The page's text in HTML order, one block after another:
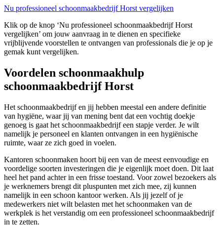
Nu professioneel schoonmaakbedrijf Horst vergelijken
Klik op de knop ‘Nu professioneel schoonmaakbedrijf Horst
vergelijken’ om jouw aanvraag in te dienen en specifieke
vrijblijvende voorstellen te ontvangen van professionals die je op je
gemak kunt vergelijken.
Voordelen schoonmaakhulp
schoonmaakbedrijf Horst
Het schoonmaakbedrijf en jij hebben meestal een andere definitie
van hygiëne, waar jij van mening bent dat een vochtig doekje
genoeg is gaat het schoonmaakbedrijf een stapje verder. Je wilt
namelijk je personeel en klanten ontvangen in een hygiënische
ruimte, waar ze zich goed in voelen.
Kantoren schoonmaken hoort bij een van de meest eenvoudige en
voordelige soorten investeringen die je eigenlijk moet doen. Dit laat
heel het pand achter in een frisse toestand. Voor zowel bezoekers als
je werknemers brengt dit pluspunten met zich mee, zij kunnen
namelijk in een schoon kantoor werken. Als jij jezelf of je
medewerkers niet wilt belasten met het schoonmaken van de
werkplek is het verstandig om een professioneel schoonmaakbedrijf
in te zetten.